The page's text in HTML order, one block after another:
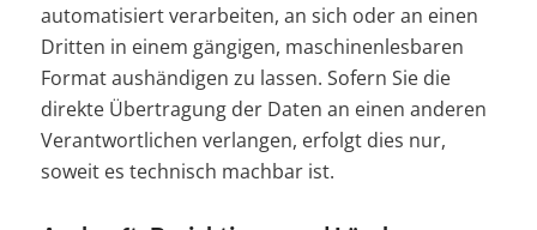
automatisiert verarbeiten, an sich oder an einen
Dritten in einem gängigen, maschinenlesbaren
Format aushändigen zu lassen. Sofern Sie die
direkte Übertragung der Daten an einen anderen
Verantwortlichen verlangen, erfolgt dies nur,
soweit es technisch machbar ist.